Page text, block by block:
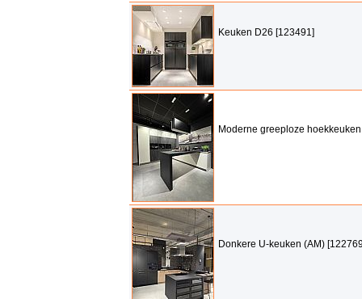
Keuken D26 [123491]
Moderne greeploze
Donkere U-keuken (AM)